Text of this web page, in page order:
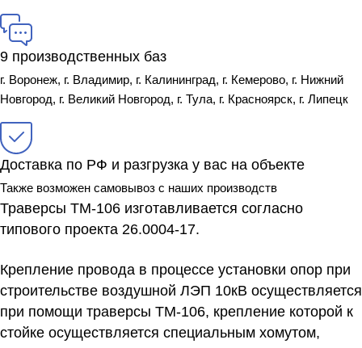
9 производственных баз
г. Воронеж, г. Владимир, г. Калининград, г. Кемерово, г. Нижний
Новгород, г. Великий Новгород, г. Тула, г. Красноярск, г. Липецк
Доставка по РФ и разгрузка у вас на объекте
Также возможен самовывоз с наших производств
Траверсы ТМ-106 изготавливается согласно
типового проекта 26.0004-17.
Крепление провода в процессе установки опор при
строительстве воздушной ЛЭП 10кВ осуществляется
при помощи траверсы ТМ-106, крепление которой к
стойке осуществляется специальным хомутом,